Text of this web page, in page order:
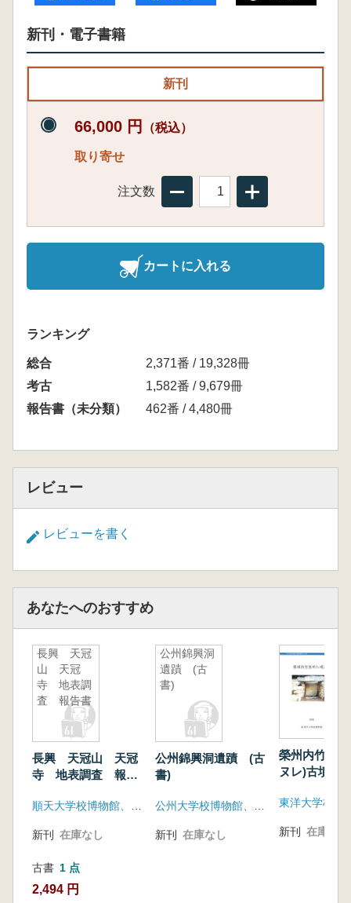
新刊・電子書籍
新刊
66,000 円 （税込）
取り寄せ
注文数
カートに入れる
ランキング
総合
2,371番 / 19,328冊
考古
1,582番 / 9,679冊
報告書（未分類）
462番 / 4,480冊
レビュー
レビューを書く
あなたへのおすすめ
長興 天冠
山 天冠
寺 地表調
査 報告書
長興 天冠山 天冠
寺 地表調査 報告
新刊 在庫なし
古書 1 点
2,494 円
公州錦興洞
遺蹟 (古
書)
公州錦興洞遺蹟 (古
書)
新刊 在庫なし
榮州内竹里
ヌレ)古墳 (
東洋大学校博
新刊 在庫なし